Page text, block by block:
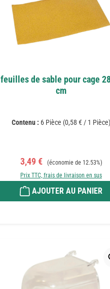
de sable pour cage
cm
Contenu : 6 Pièce (0,58 € / 1 Pièce)
Prix de vente :
3,49 € Prix régulier :
(économie de 12.53%)
Prix TTC, frais de livraison en sus
AJOUTER AU PANIER